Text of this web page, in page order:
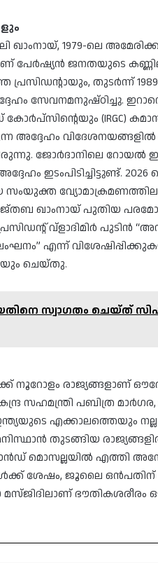
ഖാംനായ്, 1979-ലെ
പേർഷ്യൻ ജനതയുടെ
പ്രസിഡന്റായും, തുടർന്ന്
സേവനമനുഷ്ഠിച്ചു.
(IRGC)
അദ്ദേഹം
ജോർദാനിലെ റോയൽ
ഇടംപിടിച്ചിട്ടുണ്ട്.
സംയുക്ത
ഖാംനായ് പുതിയ
വ്ളാദിമിർ പുടിൻ
എന്ന്
ചെയ്തു.
സ്വാഗതം ചെയ്ത്
നൂറോളം രാജ്യങ്ങളാണ്
സഹമന്ത്രി പബിത്ര
എക്കാലത്തെയും
തുടങ്ങിയ
മൊസല്ലയിൽ എത്തി
ശേഷം, ജൂലൈ ഒൻപതിന്
ഭൗതികശരീരം